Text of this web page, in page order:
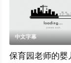
中文字幕
保育园老师的婴